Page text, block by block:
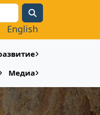
Search
English
Медиа